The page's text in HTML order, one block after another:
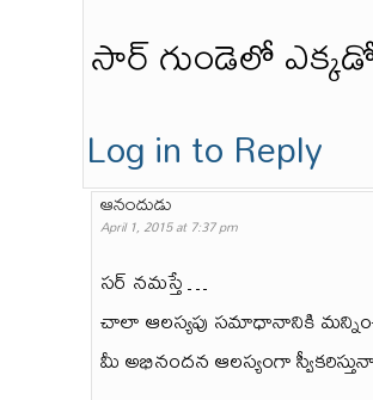
సార్ గుండెలో
Log in to Reply
ఆనందుడు
April 1, 2015 at 7:37 pm
సర్ నమస్తే …
చాలా ఆలస్యపు సమాధానానికి
మీ అభినందన ఆలస్యంగా